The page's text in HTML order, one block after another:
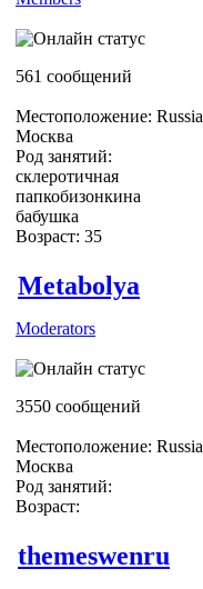
561 сообщений
Местоположение: Russia
Москва
Род занятий:
склеротичная
папкобизонкина
бабушка
Возраст: 35
Metabolya
Moderators
3550 сообщений
Местоположение: Russia
Москва
Род занятий:
Возраст:
themeswenru